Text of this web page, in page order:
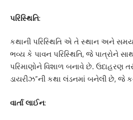
પરિસ્થિતિ:
કથાની પરિસ્થિતિ એ તે સ્થાન અને
ભવ્ય કે પાવન પરિસ્થિતિ, જે પાત્રોને
પરિમાણોને વિશાળ બનાવે છે. ઉદાહરણ
ડાયરીઝ”ની કથા લંડનમાં બનેલી છે, જે
વાર્તા લાઈન: